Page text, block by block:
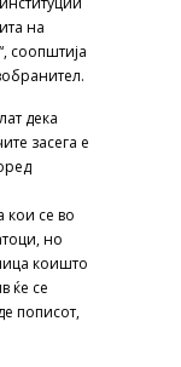
на
соопштија
дека
засега е
кои се во
но
коишто
ќе се
пописот,